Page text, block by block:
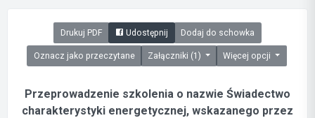
Drukuj PDF Udostępnij Dodaj do schowka
Oznacz jako przeczytane Załączniki (1) Więcej opcji
Przeprowadzenie szkolenia o nazwie Świadectwo
charakterystyki energetycznej, wskazanego przez